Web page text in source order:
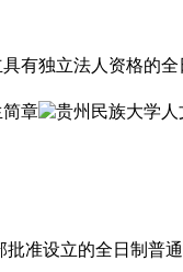
有独立法人资格的
准设立的全日制普